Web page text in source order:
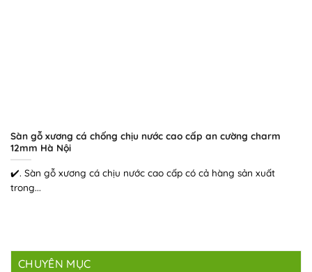
Sàn gỗ xương cá chống chịu nước cao cấp an cường charm
12mm Hà Nội
✔️. Sàn gỗ xương cá chịu nước cao cấp có cả hàng sản xuất
trong...
CHUYÊN MỤC